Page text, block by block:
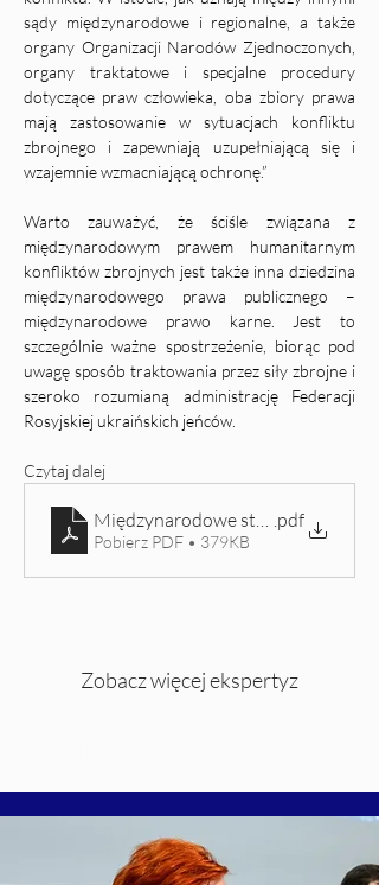
sądy międzynarodowe i regionalne, a także
organy Organizacji Narodów Zjednoczonych,
organy traktatowe i specjalne procedury
dotyczące praw człowieka, oba zbiory prawa
mają zastosowanie w sytuacjach konfliktu
zbrojnego i zapewniają uzupełniającą się i
wzajemnie wzmacniającą ochronę.”
Warto zauważyć, że ściśle związana z
międzynarodowym prawem humanitarnym
konfliktów zbrojnych jest także inna dziedzina
międzynarodowego prawa publicznego –
międzynarodowe prawo karne. Jest to
szczególnie ważne spostrzeżenie, biorąc pod
uwagę sposób traktowania przez siły zbrojne i
szeroko rozumianą administrację Federacji
Rosyjskiej ukraińskich jeńców.
Czytaj dalej
Międzynarodowe standardy
.pdf
Pobierz PDF • 379KB
Zobacz więcej ekspertyz